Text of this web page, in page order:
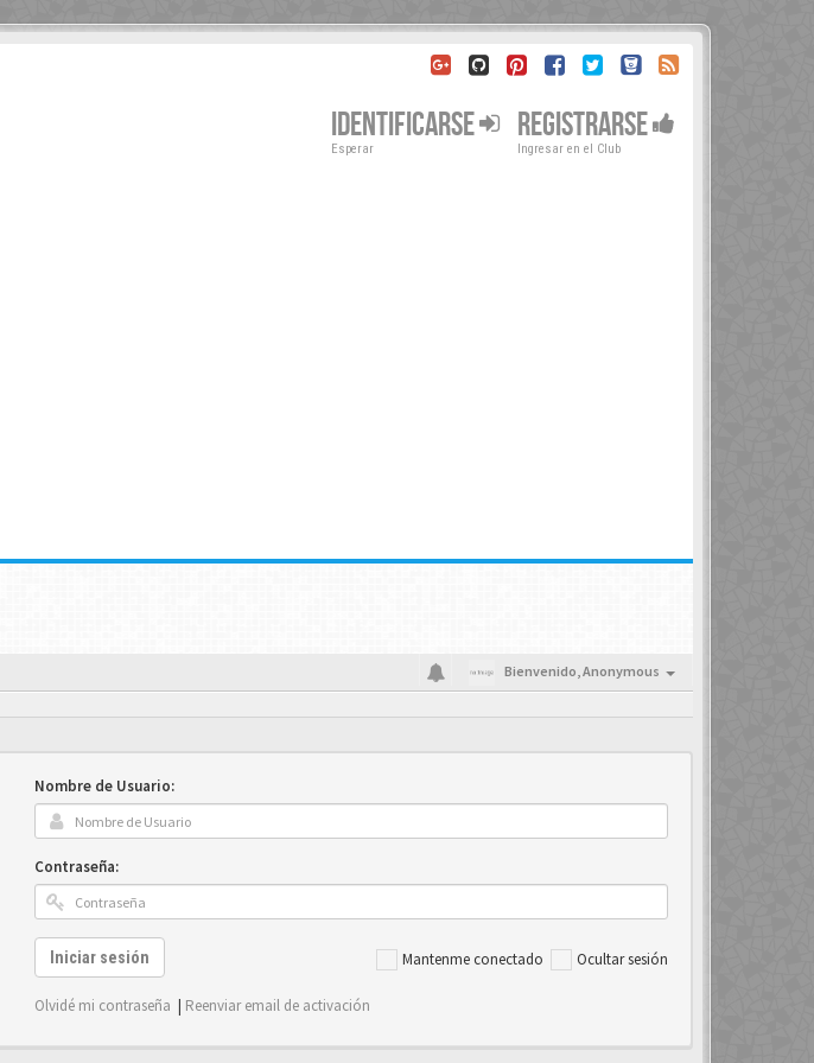
IDENTIFICARSE
Esperar
REGISTRARSE
Ingresar en el Club
Bienvenido,Anonymous
Nombre de Usuario:
Contraseña:
Mantenme conectado Ocultar sesión
Iniciar sesión
Olvidé mi contraseña | Reenviar email de activación